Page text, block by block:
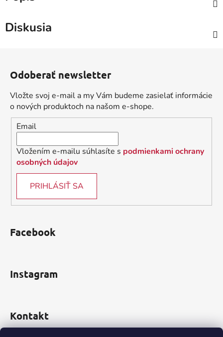
Diskusia
Odoberať newsletter
Vložte svoj e-mail a my Vám budeme zasielať informácie
o nových produktoch na našom e-shope.
Email
Vložením e-mailu súhlasíte s podmienkami ochrany
osobných údajov
PRIHLÁSIŤ SA
Facebook
Instagram
Kontakt